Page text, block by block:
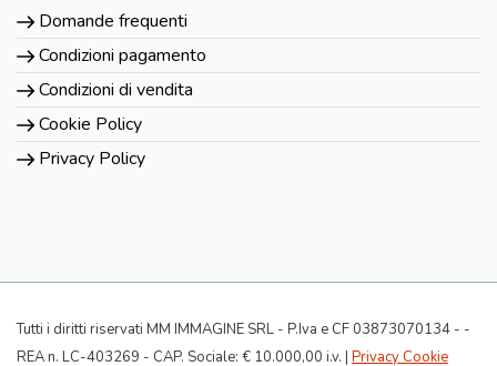
Domande frequenti
Condizioni pagamento
Condizioni di vendita
Cookie Policy
Privacy Policy
Tutti i diritti riservati MM IMMAGINE SRL - P.Iva e CF 03873070134 - -
REA n. LC-403269 - CAP. Sociale: € 10.000,00 i.v. | Privacy Cookie